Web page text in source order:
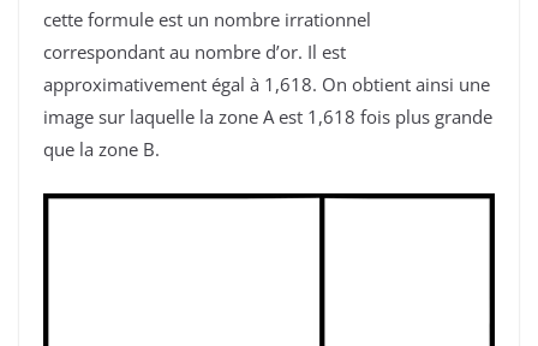
cette formule est un nombre irrationnel
correspondant au nombre d’or. Il est
approximativement égal à 1,618. On obtient ainsi une
image sur laquelle la zone A est 1,618 fois plus grande
que la zone B.